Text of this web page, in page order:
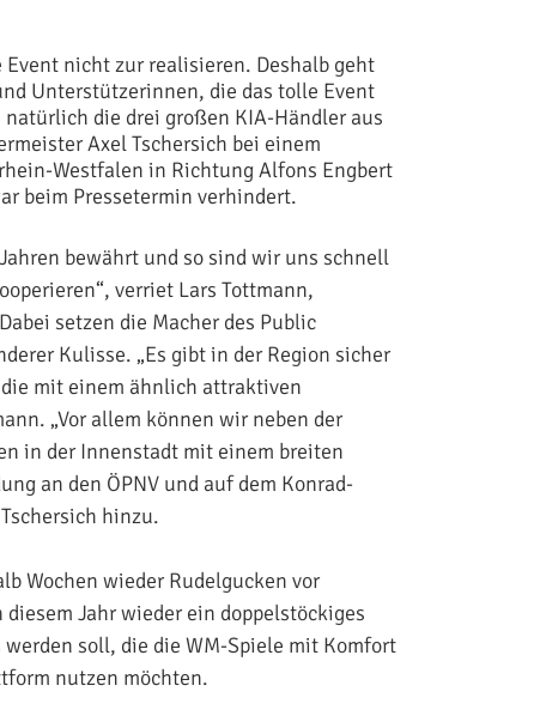
nicht zur realisieren. Deshalb geht
Unterstützerinnen, die das tolle Event
die drei großen KIA-Händler aus
Axel Tschersich bei einem
Westfalen in Richtung Alfons Engbert
beim Pressetermin verhindert.
bewährt und so sind wir uns schnell
verriet Lars Tottmann,
setzen die Macher des Public
Kulisse. „Es gibt in der Region sicher
mit einem ähnlich attraktiven
„Vor allem können wir neben der
in der Innenstadt mit einem breiten
an den ÖPNV und auf dem Konrad-
hinzu.
Wochen wieder Rudelgucken vor
Jahr wieder ein doppelstöckiges
soll, die die WM-Spiele mit Komfort
nutzen möchten.